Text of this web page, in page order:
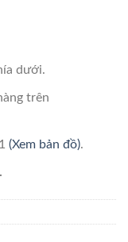
dưới.
trên
(Xem bản đồ).